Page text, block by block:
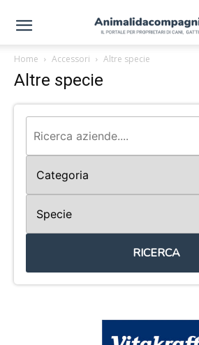
Home Accessori Altre specie
Altre specie
RICERCA